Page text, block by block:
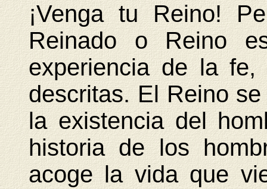
¡Venga tu Reino!
Reinado o Reino
experiencia de la
descritas. El Reino
la existencia del
historia de los
acoge la vida que